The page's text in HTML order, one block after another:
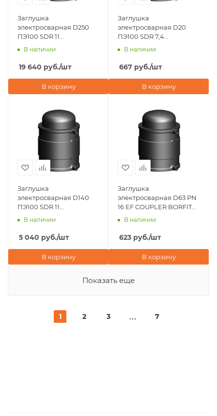
Заглушка
электросварная D250
ПЭ100 SDR 11
Eurostandard (Италия)
В наличии
19 640 руб./шт
В корзину
Заглушка
электросварная D20
ПЭ100 SDR 7,4
Eurostandard (Италия)
В наличии
667 руб./шт
В корзину
Заглушка
электросварная D140
ПЭ100 SDR 11
Eurostandard (Италия)
В наличии
5 040 руб./шт
В корзину
Заглушка
электросварная D63 PN
16 EF COUPLER BORFIT
(Турция)
В наличии
623 руб./шт
В корзину
Показать еще
1 2 3 7